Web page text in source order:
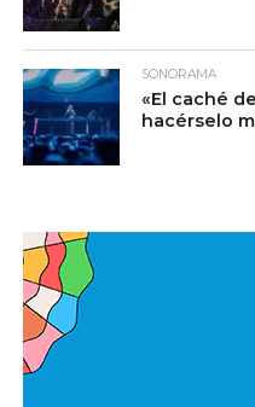
SONORAMA
«El caché
hacérselo